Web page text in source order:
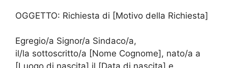
OGGETTO: Richiesta di [Motivo della Richiesta]
Egregio/a Signor/a Sindaco/a,
il/la sottoscritto/a [Nome Cognome], nato/a a